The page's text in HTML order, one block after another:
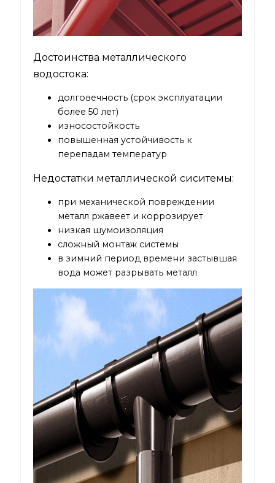
Достоинства металлического
водостока:
долговечность (срок эксплуатации
более 50 лет)
износостойкость
повышенная устойчивость к
перепадам температур
Недостатки металлической сиситемы:
при механической повреждении
металл ржавеет и коррозирует
низкая шумоизоляция
сложный монтаж системы
в зимний период времени застывшая
вода может разрывать металл